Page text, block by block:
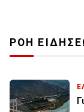
ΡΟΗ